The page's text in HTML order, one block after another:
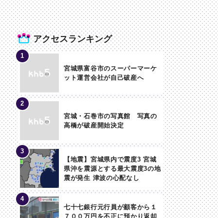
アクセスランキング
宮城県富谷市のスーパーマーケ
ット運営会社が自己破産へ
宮城・石巻市の写真館 写真の
高橋が破産開始決定
【地震】宮城県内で震度3 宮城
県沖を震源とする最大震度3の地
震が発生 津波の心配なし
七十七銀行元行員が顧客から１
７００万円を不正に預かり返却